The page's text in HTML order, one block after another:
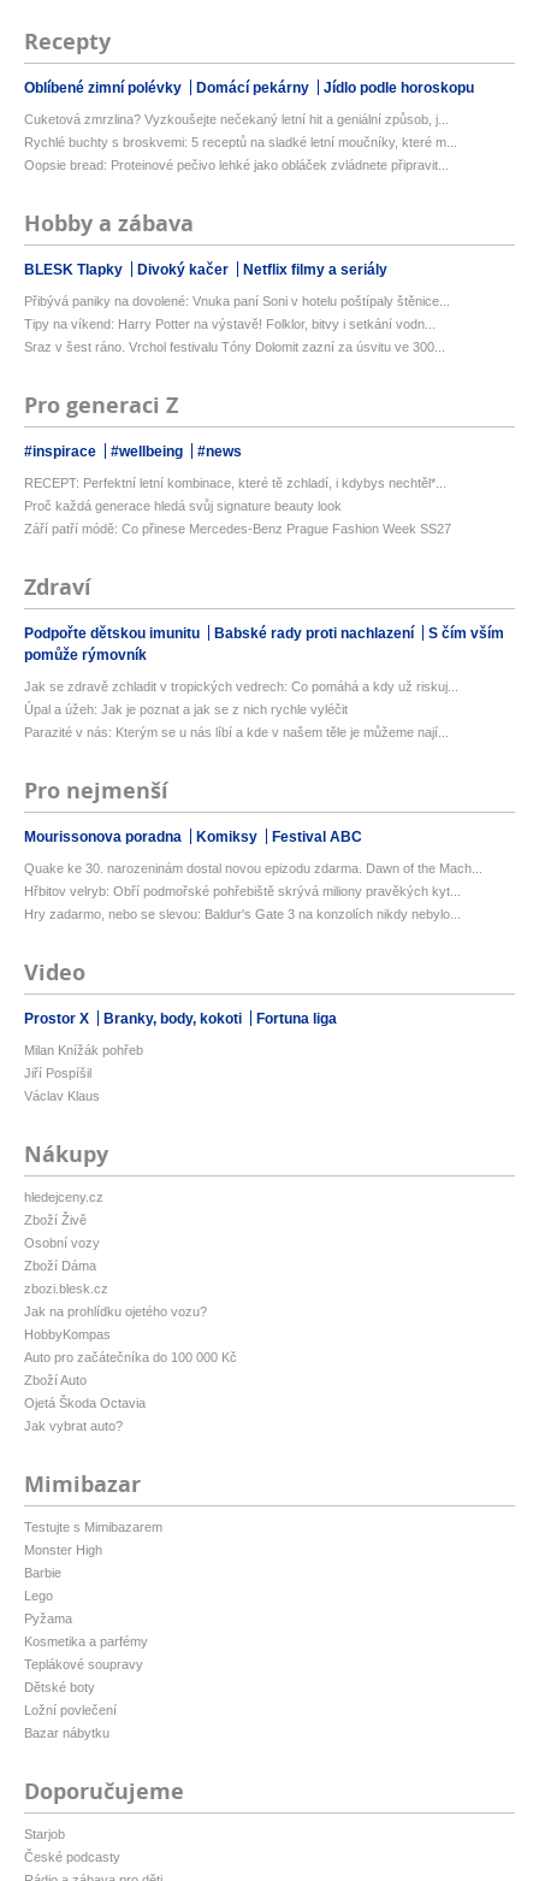
Recepty
Oblíbené zimní polévky Domácí pekárny Jídlo podle horoskopu
Cuketová zmrzlina? Vyzkoušejte nečekaný letní hit a geniální způsob, j...
Rychlé buchty s broskvemi: 5 receptů na sladké letní moučníky, které m...
Oopsie bread: Proteinové pečivo lehké jako obláček zvládnete připravit...
Hobby a zábava
BLESK Tlapky Divoký kačer Netflix filmy a seriály
Přibývá paniky na dovolené: Vnuka paní Soni v hotelu poštípaly štěnice...
Tipy na víkend: Harry Potter na výstavě! Folklor, bitvy i setkání vodn...
Sraz v šest ráno. Vrchol festivalu Tóny Dolomit zazní za úsvitu ve 300...
Pro generaci Z
#inspirace #wellbeing #news
RECEPT: Perfektní letní kombinace, které tě zchladí, i kdybys nechtěl*...
Proč každá generace hledá svůj signature beauty look
Září patří módě: Co přinese Mercedes-Benz Prague Fashion Week SS27
Zdraví
Podpořte dětskou imunitu Babské rady proti nachlazení
S čím vším
pomůže rýmovník
Jak se zdravě zchladit v tropických vedrech: Co pomáhá a kdy už riskuj...
Úpal a úžeh: Jak je poznat a jak se z nich rychle vyléčit
Parazité v nás: Kterým se u nás líbí a kde v našem těle je můžeme nají...
Pro nejmenší
Mourissonova poradna Komiksy Festival ABC
Quake ke 30. narozeninám dostal novou epizodu zdarma. Dawn of the Mach...
Hřbitov velryb: Obří podmořské pohřebiště skrývá miliony pravěkých kyt...
Hry zadarmo, nebo se slevou: Baldur's Gate 3 na konzolích nikdy nebylo...
Video
Prostor X Branky, body, kokoti Fortuna liga
Milan Knížák pohřeb
Jiří Pospíšil
Václav Klaus
Nákupy
hledejceny.cz
Zboží Živě
Osobní vozy
Zboží Dáma
zbozi.blesk.cz
Jak na prohlídku ojetého vozu?
HobbyKompas
Auto pro začátečníka do 100 000 Kč
Zboží Auto
Ojetá Škoda Octavia
Jak vybrat auto?
Mimibazar
Testujte s Mimibazarem
Monster High
Barbie
Lego
Pyžama
Kosmetika a parfémy
Teplákové soupravy
Dětské boty
Ložní povlečení
Bazar nábytku
Doporučujeme
Starjob
České podcasty